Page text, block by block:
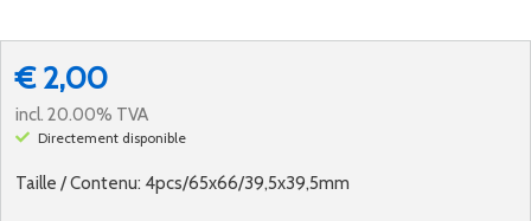
Taille / Contenu: 4pcs/65x66/39,5x39,5mm
€ 2,00
incl. 20.00% TVA
Directement disponible